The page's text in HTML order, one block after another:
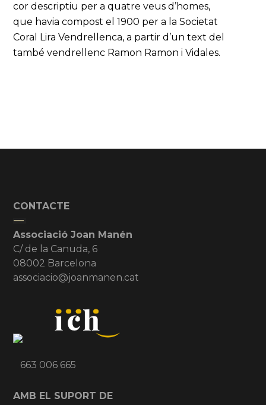
cor descriptiu per a quatre veus d’homes,
que havia compost el 1900 per a la Societat
Coral Lira Vendrellenca, a partir d’un text del
també vendrellenc Ramon Ramon i Vidales.
CONTACTE
Associació Joan Manén
C/ de la Canuda, 6
08002 Barcelona
associacio@joanmanen.cat
663 006 665
AMB EL SUPORT DE